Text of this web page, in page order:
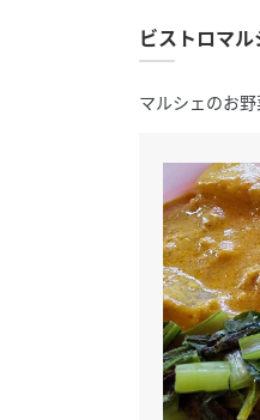
ビストロマル
マルシェのお